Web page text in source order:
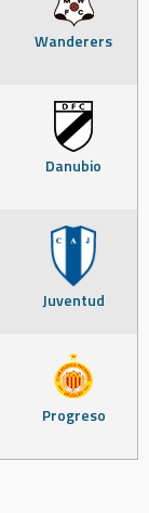
Wanderers
Danubio
Juventud
Progreso